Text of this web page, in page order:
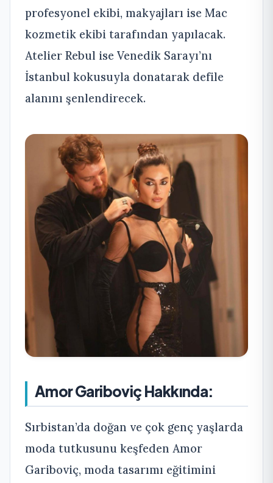
profesyonel ekibi, makyajları ise Mac
kozmetik ekibi tarafından yapılacak.
Atelier Rebul ise Venedik Sarayı’nı
İstanbul kokusuyla donatarak defile
alanını şenlendirecek.
Amor Gariboviç Hakkında:
Sırbistan’da doğan ve çok genç yaşlarda
moda tutkusunu keşfeden Amor
Gariboviç, moda tasarımı eğitimini